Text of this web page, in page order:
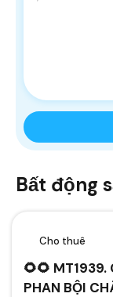
Bất động
Cho thuê
🌻🌻 MT1939.
PHAN BỘI